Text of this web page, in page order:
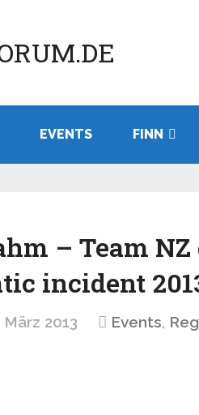
EVENTS FINN
– Team
incident
März 2013 Events,